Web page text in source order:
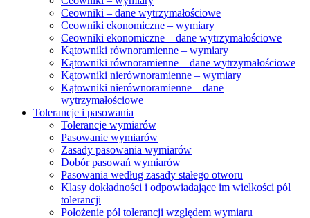
Ceowniki – dane wytrzymałościowe
Ceowniki ekonomiczne – wymiary
Ceowniki ekonomiczne – dane wytrzymałościowe
Kątowniki równoramienne – wymiary
Kątowniki równoramienne – dane wytrzymałościowe
Kątowniki nierównoramienne – wymiary
Kątowniki nierównoramienne – dane
wytrzymałościowe
Tolerancje i pasowania
Tolerancje wymiarów
Pasowanie wymiarów
Zasady pasowania wymiarów
Dobór pasowań wymiarów
Pasowania według zasady stałego otworu
Klasy dokładności i odpowiadające im wielkości pól
tolerancji
Położenie pól tolerancji względem wymiaru